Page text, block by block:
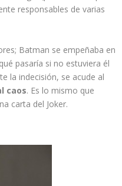
responsables de varias
Batman se empeñaba en
pasaría si no estuviera él
la indecisión, se acude al
caos. Es lo mismo que
carta del Joker.